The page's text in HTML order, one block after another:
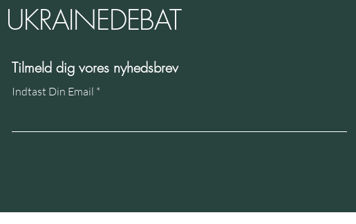
Paradigmernes sammenstød og
UKRAINEDEBAT
Tilmeld dig vores nyhedsbrev
Indtast Din Email